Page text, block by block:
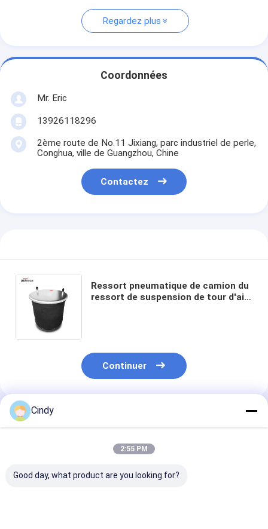
Regardez plus
Coordonnées
Mr. Eric
13926118296
2ème route de No.11 Jixiang, parc industriel de perle,
Conghua, ville de Guangzhou, Chine
Contactez
Ressort pneumatique de camion du
ressort de suspension de tour d'air
Continuer
Produits Recommandés
Cindy
2:55 PM
Good day, what product are you looking for?